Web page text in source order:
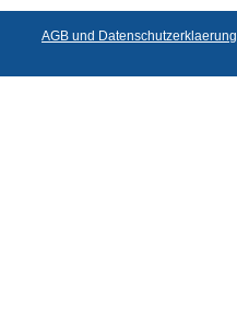
AGB und Datenschutzerklaerung